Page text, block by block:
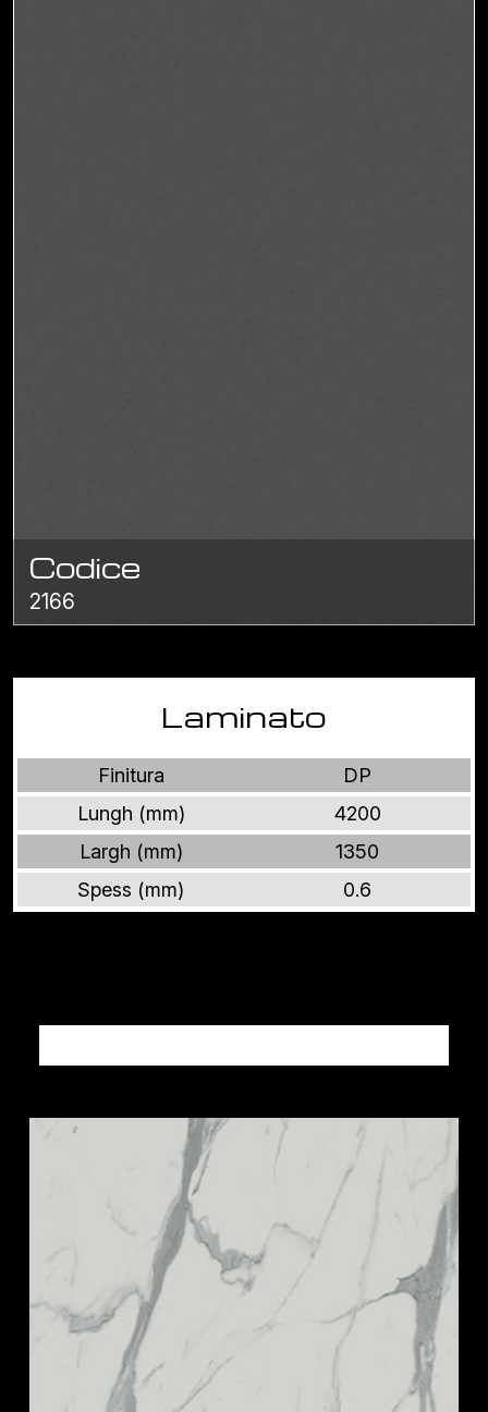
Codice
2166
Laminato
Finitura
DP
Lungh (mm)
4200
Largh (mm)
1350
Spess (mm)
0.6
Altri prodotti PIETRE